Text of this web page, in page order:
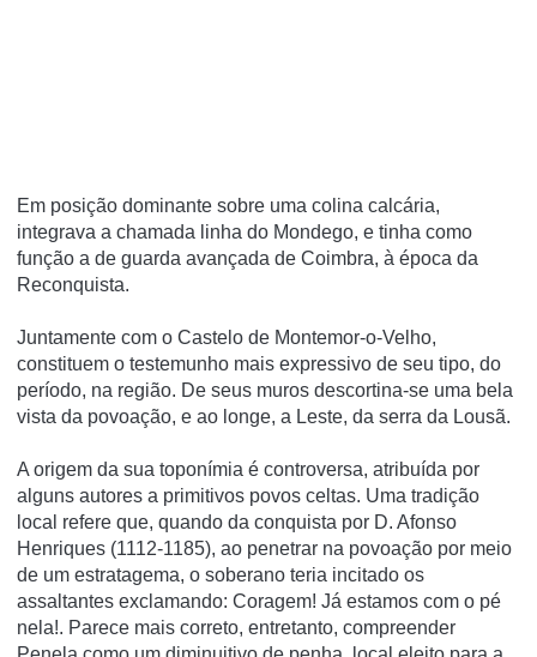
Em posição dominante sobre uma colina calcária,
integrava a chamada linha do Mondego, e tinha como
função a de guarda avançada de Coimbra, à época da
Reconquista.
Juntamente com o Castelo de Montemor-o-Velho,
constituem o testemunho mais expressivo de seu tipo, do
perí­odo, na região. De seus muros descortina-se uma bela
vista da povoação, e ao longe, a Leste, da serra da Lousã.
A origem da sua toponí­mia é controversa, atribuí­da por
alguns autores a primitivos povos celtas. Uma tradição
local refere que, quando da conquista por D. Afonso
Henriques (1112-1185), ao penetrar na povoação por meio
de um estratagema, o soberano teria incitado os
assaltantes exclamando: Coragem! Já estamos com o pé
nela!. Parece mais correto, entretanto, compreender